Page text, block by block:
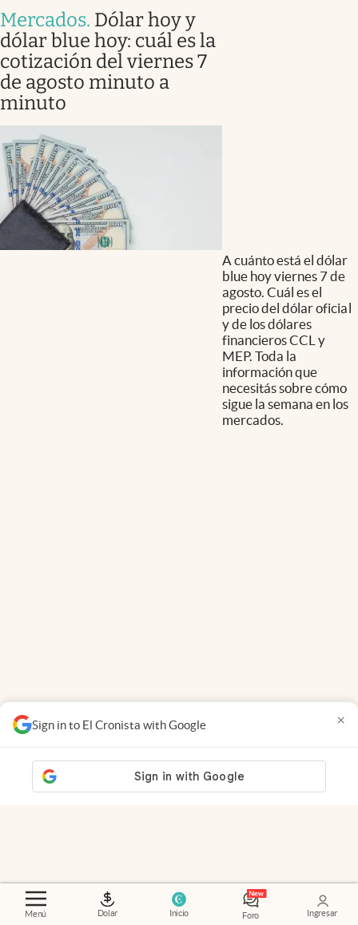
Menú Dolar Inicio Foro Ingresar
Sign in to El Cronista with Google ×
Mercados. Dólar hoy y
dólar blue hoy: cuál es la
cotización del viernes 7
de agosto minuto a
minuto
A cuánto está el dólar
blue hoy viernes 7 de
agosto. Cuál es el
precio del dólar oficial
y de los dólares
financieros CCL y
MEP. Toda la
información que
necesitás sobre cómo
sigue la semana en los
mercados.